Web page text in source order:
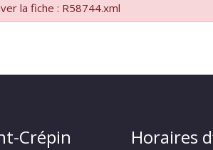
CRÉPIN
la fiche : R58744.xml
Crépin
Horaires